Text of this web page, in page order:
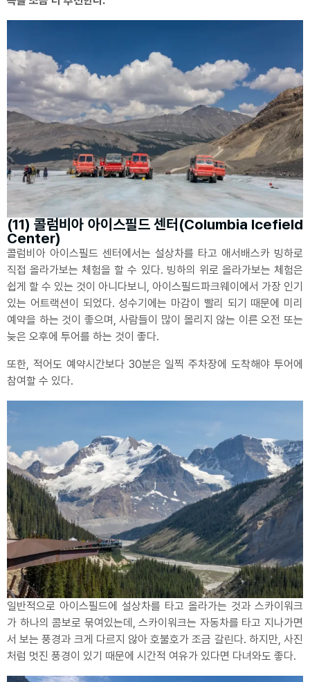
(11) 콜럼비아 아이스필드 센터(Columbia Icefield
Center)
콜럼비아 아이스필드 센터에서는 설상차를 타고 애서배스카 빙하로
직접 올라가보는 체험을 할 수 있다. 빙하의 위로 올라가보는 체험은
쉽게 할 수 있는 것이 아니다보니, 아이스필드파크웨이에서 가장 인기
있는 어트랙션이 되었다. 성수기에는 마감이 빨리 되기 때문에 미리
예약을 하는 것이 좋으며, 사람들이 많이 몰리지 않는 이른 오전 또는
늦은 오후에 투어를 하는 것이 좋다.
또한, 적어도 예약시간보다 30분은 일찍 주차장에 도착해야 투어에
참여할 수 있다.
일반적으로 아이스필드에 설상차를 타고 올라가는 것과 스카이워크
가 하나의 콤보로 묶여있는데, 스카이워크는 자동차를 타고 지나가면
서 보는 풍경과 크게 다르지 않아 호불호가 조금 갈린다. 하지만, 사진
처럼 멋진 풍경이 있기 때문에 시간적 여유가 있다면 다녀와도 좋다.